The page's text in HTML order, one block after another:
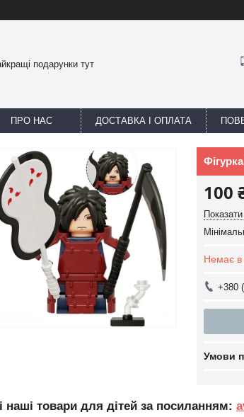
подарунки тут
ПРО НАС ДОСТАВКА І ОПЛАТА
100
Показати
Немає в
+380
наші товари для дітей за посиланням: